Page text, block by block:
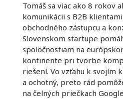
Tomáš sa viac ako 8 rokov
komunikácii s B2B
obchodného zástupcu a
Slovenskom startupe
spoločnostiam na
kontinente pri tvorbe
riešení. Vo vzťahu k svojím
a ochotný, preto rád
na čelných priečkach